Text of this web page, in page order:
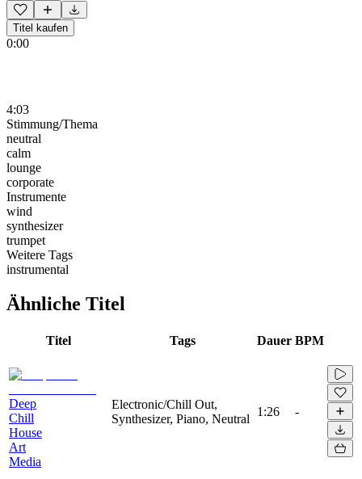
Titel kaufen
0:00
4:03
Stimmung/Thema
neutral
calm
lounge
corporate
Instrumente
wind
synthesizer
trumpet
Weitere Tags
instrumental
Ähnliche Titel
Titel Tags Dauer BPM
Deep
Chill
House
Art
Media
Electronic/Chill Out,
Synthesizer, Piano, Neutral
1:26 -